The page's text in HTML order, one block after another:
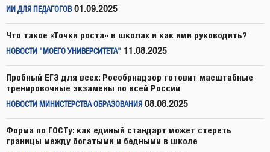
ИИ ДЛЯ ПЕДАГОГОВ 01.09.2025
Что такое «Точки роста» в школах и как ими руководить?
НОВОСТИ "МОЕГО УНИВЕРСИТЕТА" 11.08.2025
Пробный ЕГЭ для всех: Рособрнадзор готовит масштабные
тренировочные экзамены по всей России
НОВОСТИ МИНИСТЕРСТВА ОБРАЗОВАНИЯ 08.08.2025
Форма по ГОСТу: как единый стандарт может стереть
границы между богатыми и бедными в школе